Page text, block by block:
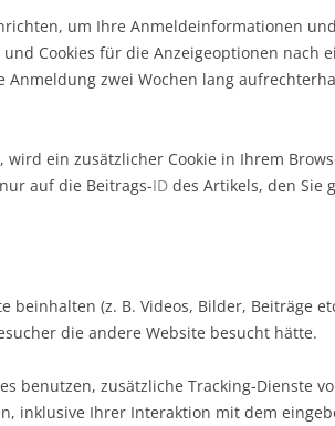
um Ihre Anmeldeinformationen
Cookies für die Anzeigeoptionen nach
zwei Wochen lang
ein zusätzlicher Cookie in Ihrem
auf die Beitrags-ID des Artikels, den Sie
(z. B. Videos, Bilder, Beiträge
die andere Website besucht hätte.
benutzen, zusätzliche Tracking-Dienste
inklusive Ihrer Interaktion mit dem